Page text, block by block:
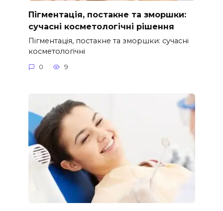
Пігментація, постакне та зморшки:
сучасні косметологічні рішення
Пігментація, постакне та зморшки: сучасні
косметологічні
0 9